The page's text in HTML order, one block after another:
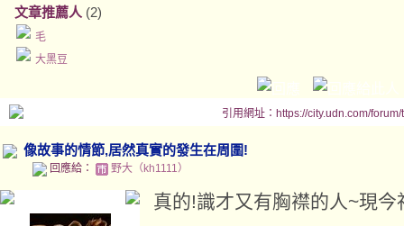
文章推薦人 (2)
毛
大黑豆
引用網址：https://city.udn.com/
像故事的情節,居然真實的發生在周圍!
回應給： 野大（kh1111）
真的!識才又有胸襟的人~現